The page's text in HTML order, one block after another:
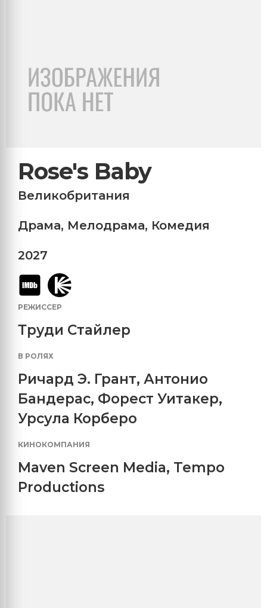
Rose's Baby
Великобритания
Драма, Мелодрама, Комедия
2027
РЕЖИССЕР
Труди Стайлер
В РОЛЯХ
Ричард Э. Грант, Антонио
Бандерас, Форест Уитакер,
Урсула Корберо
КИНОКОМПАНИЯ
Maven Screen Media, Tempo
Productions